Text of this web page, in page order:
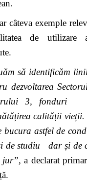
exemple
de utilizare
identificăm linii
dezvoltarea
3,
calității vieții.
bucura astfel de
de studiu dar și de
jur”, a declarat